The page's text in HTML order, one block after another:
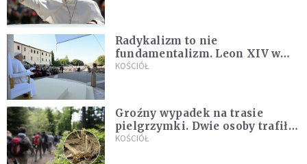
Radykalizm to nie
fundamentalizm. Leon XIV w
Asyżu
KOŚCIÓŁ
Groźny wypadek na trasie
pielgrzymki. Dwie osoby trafiły
do szpitala
KOŚCIÓŁ